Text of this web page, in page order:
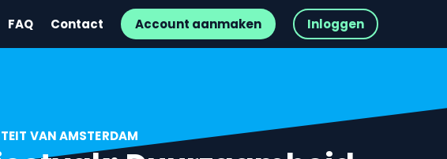
FAQ Contact Account aanmaken Inloggen
VAN AMSTERDAM